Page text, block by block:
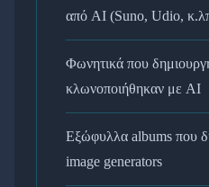
από AI (Suno, Udio,
Φωνητικά που
κλωνοποιήθηκαν με AI
Εξώφυλλα albums που
image generators